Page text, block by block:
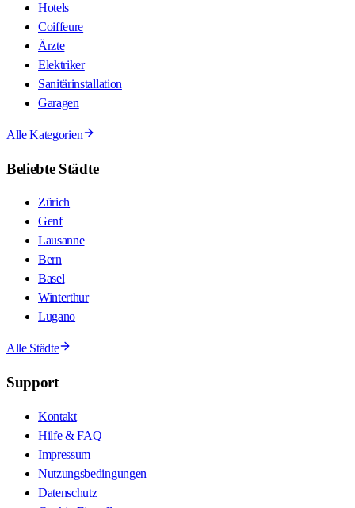
Hotels
Coiffeure
Ärzte
Elektriker
Sanitärinstallation
Garagen
Alle Kategorien
Beliebte Städte
Zürich
Genf
Lausanne
Bern
Basel
Winterthur
Lugano
Alle Städte
Support
Kontakt
Hilfe & FAQ
Impressum
Nutzungsbedingungen
Datenschutz